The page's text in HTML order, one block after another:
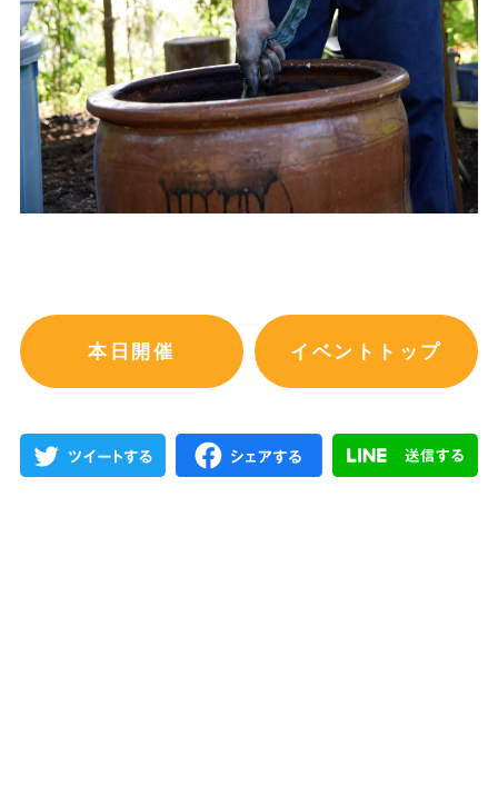
本日開催 イベントトップ